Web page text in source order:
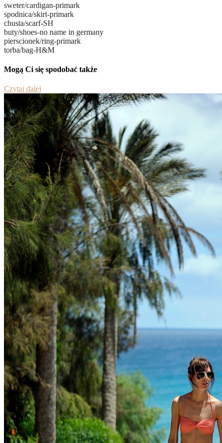
sweter/cardigan-primark
spodnica/skirt-primark
chusta/scarf-SH
buty/shoes-no name in germany
pierscionek/ring-primark
torba/bag-H&M
Mogą Ci się spodobać także
Czytaj dalej